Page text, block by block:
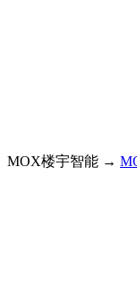
MOX楼宇智能 →